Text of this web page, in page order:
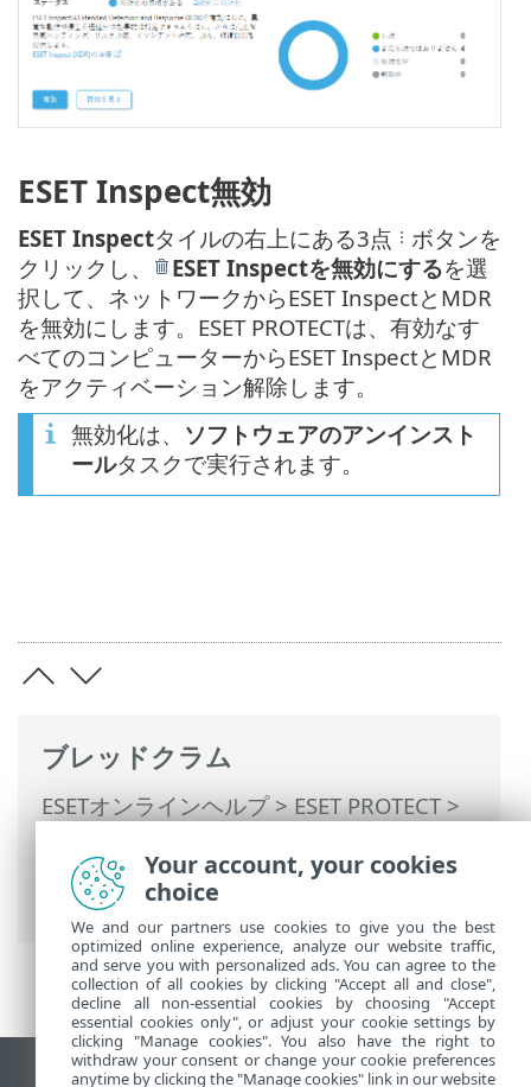
ブレッドクラム
ESETオンラインヘルプ>ESET PROTECT>
インメニュー> プラットフォームモジュー
> ESET Inspectを有効にする
ESET Inspect無効
ESET Inspectタイルの右上にある3点
ボタンを
クリックし、
ESET Inspectを無効にするを選
択して、ネットワークからESET InspectとMDR
を無効にします。ESET PROTECTは、有効なす
べてのコンピューターからESET InspectとMDR
をアクティベーション解除します。
無効化は、 ソフトウェアのアンインスト
ールタスクで実行されます。
Your account, your cookies
choice
We and our partners use cookies to give you the best
optimized online experience, analyze our website traffic,
and serve you with personalized ads. You can agree to the
collection of all cookies by clicking "Accept all and close",
decline all non-essential cookies by choosing "Accept
essential cookies only", or adjust your cookie settings by
clicking "Manage cookies". You also have the right to
withdraw your consent or change your cookie preferences
anytime by clicking the "Manage cookies" link in our website